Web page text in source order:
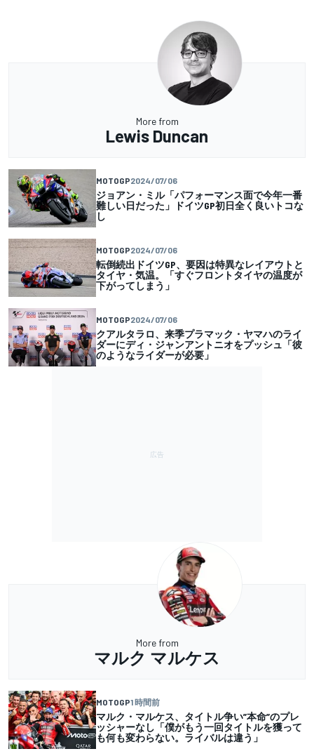
More from
Lewis Duncan
MOTOGP2024/07/06
ジョアン・ミル「パフォーマンス面で今年一番
難しい日だった」ドイツGP初日全く良いトコな
し
MOTOGP2024/07/06
転倒続出ドイツGP、要因は特異なレイアウトと
タイヤ・気温。「すぐフロントタイヤの温度が
下がってしまう」
MOTOGP2024/07/06
クアルタラロ、来季プラマック・ヤマハのライ
ダーにディ・ジャンアントニオをプッシュ「彼
のようなライダーが必要」
More from
マルク マルケス
MOTOGP1 時間前
マルク・マルケス、タイトル争い”本命”のプレ
ッシャーなし「僕がもう一回タイトルを獲って
も何も変わらない。ライバルは違う」